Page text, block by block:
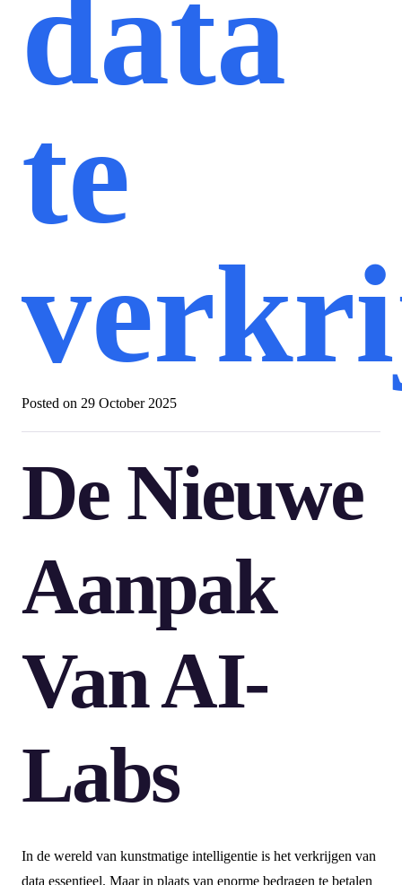
data
te
Posted on 29 October 2025
De Nieuwe
Aanpak
Van AI-
Labs
In de wereld van kunstmatige intelligentie is het verkrijgen van
data essentieel. Maar in plaats van enorme bedragen te betalen